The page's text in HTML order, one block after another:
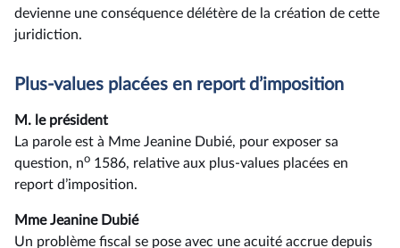
devienne une conséquence délétère de la création de cette
juridiction.
Plus-values placées en report d’imposition
M. le président
La parole est à Mme Jeanine Dubié, pour exposer sa
question, no 1586, relative aux plus-values placées en
report d’imposition.
Mme Jeanine Dubié
Un problème fiscal se pose avec une acuité accrue depuis